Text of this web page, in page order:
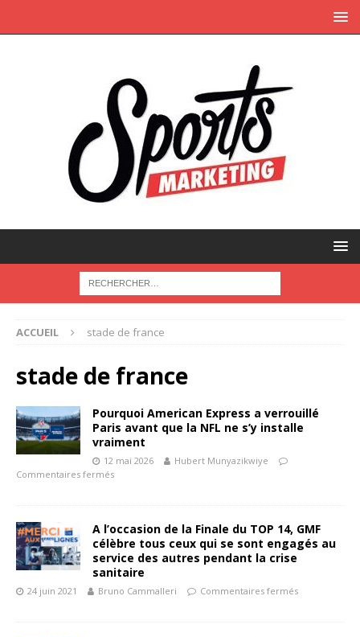
ACCUEIL stade de france
stade de france
Pourquoi American Express a verrouillé
Paris avant que la NFL ne s’y installe
vraiment
12 mai 2026
Hubert Munyazikwiye
Commentaires fermés
A l’occasion de la Finale du TOP 14, GMF
célèbre tous ceux qui se sont engagés au
service des autres pendant la crise
sanitaire
24 juin 2021 Bruno Cammalleri Commentaires fermés